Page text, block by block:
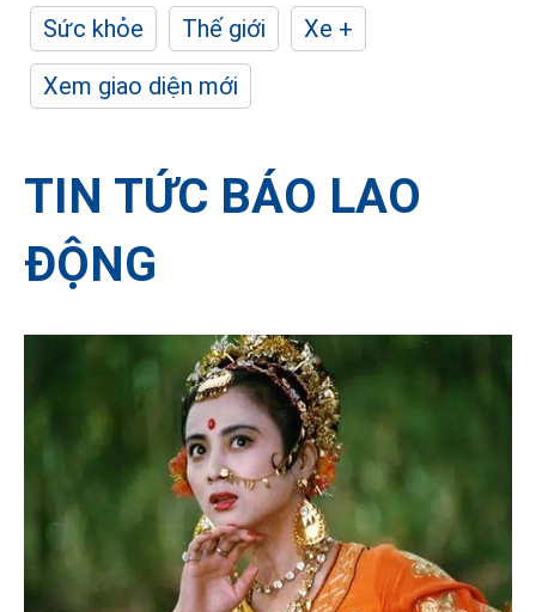
Sức khỏe
Thế giới
Xe +
Xem giao diện mới
TIN TỨC BÁO LAO
ĐỘNG